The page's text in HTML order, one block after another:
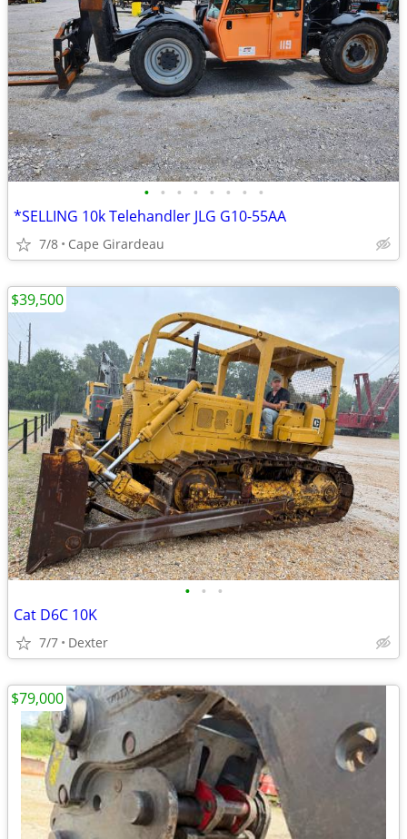
• • • • • • • •
*SELLING 10k Telehandler JLG G10-55AA
7/8 Cape Girardeau
• • •
Cat D6C 10K
7/7 Dexter
$39,500
$79,000